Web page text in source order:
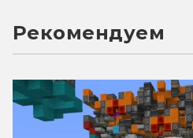
Рекомендуем